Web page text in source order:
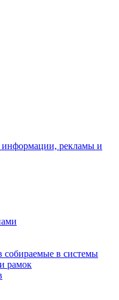
информации, рекламы и
в системы
рамок